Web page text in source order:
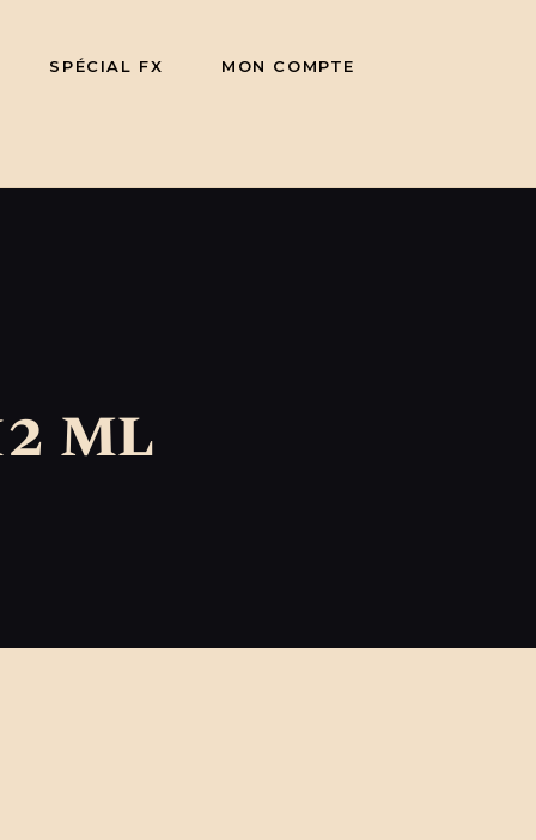
SPÉCIAL FX MON COMPTE
ml